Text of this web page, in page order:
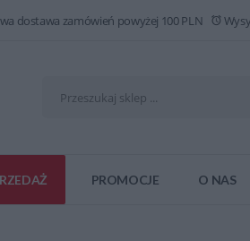
dostawa zamówień powyżej 100 PLN
PROMOCJE O NAS